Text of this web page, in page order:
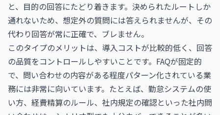
と、目的の回答にたどり着きます。決められたルートしか
通れないため、想定外の質問には答えられませんが、その
代わり回答が常に正確で、ブレません。
このタイプのメリットは、導入コストが比較的低く、回答
の品質をコントロールしやすいことです。FAQが固定的
で、問い合わせの内容がある程度パターン化されている業
務には非常に向いています。たとえば、勤怠システムの使
い方、経費精算のルール、社内規定の確認といった社内問